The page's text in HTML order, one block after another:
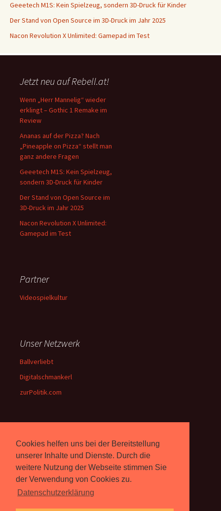
Cookies helfen uns bei der Bereitstellung
unserer Inhalte und Dienste. Durch die
weitere Nutzung der Webseite stimmen Sie
der Verwendung von Cookies zu.
Datenschutzerklärung
Geeetech M1S: Kein Spielzeug, sondern 3D-Druck für Kinder
Der Stand von Open Source im 3D-Druck im Jahr 2025
Nacon Revolution X Unlimited: Gamepad im Test
Jetzt neu auf Rebell.at!
Wenn „Herr Mannelig“ wieder
erklingt – Gothic 1 Remake im
Review
Ananas auf der Pizza? Nach
„Pineapple on Pizza“ stellt man
ganz andere Fragen
Geeetech M1S: Kein Spielzeug,
sondern 3D-Druck für Kinder
Der Stand von Open Source im
3D-Druck im Jahr 2025
Nacon Revolution X Unlimited:
Gamepad im Test
Partner
Videospielkultur
Unser Netzwerk
Ballverliebt
Digitalschmankerl
zurPolitik.com
Über Uns
Rebell.atberichtet seit 2003
unabhängig über Computer-
und Videospiele. ( Impressum )